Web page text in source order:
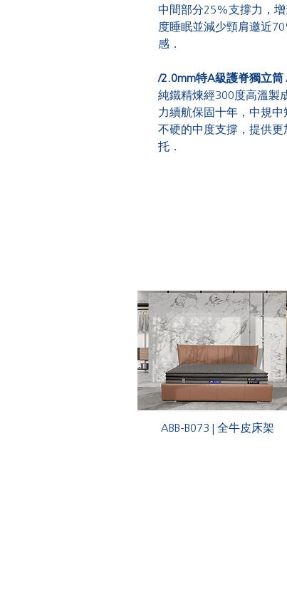
中間部分25%支撐力，
度睡眠並減少頸肩邀近
感．
/2.0mm特A級護脊獨立筒
純鐵精煉經300度高溫製
力續航保固十年，中規中
不硬的中度支撐，提供更
托．
ABB-B073 | 全牛皮床架